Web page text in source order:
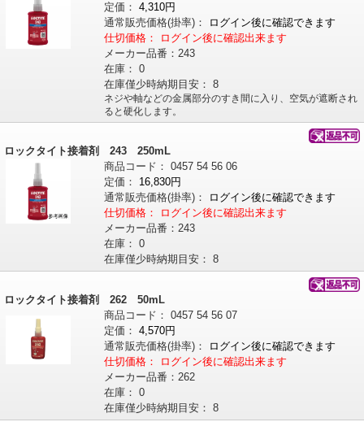
定価： 4,310円
通常販売価格(掛率)：
ログイン後に確認できます
仕切価格：
ログイン後に確認出来ます
メーカー品番： 243
在庫： 0
在庫僅少時納期目安： 8
ネジや軸などの金属部分のすき間に入り、空気が遮断され
ると硬化します。
ロックタイト接着剤 243 250mL
商品コード： 0457 54 56 06
定価：
16,830円
通常販売価格(掛率)：
ログイン後に確認できます
仕切価格：
ログイン後に確認出来ます
メーカー品番： 243
在庫： 0
在庫僅少時納期目安： 8
ロックタイト接着剤 262 50mL
商品コード： 0457 54 56 07
定価： 4,570円
通常販売価格(掛率)：
ログイン後に確認できます
仕切価格：
ログイン後に確認出来ます
メーカー品番： 262
在庫： 0
在庫僅少時納期目安： 8